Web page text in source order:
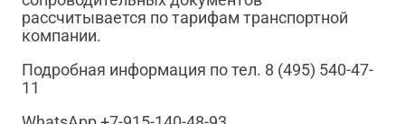
рассчитывается по тарифам транспортной
компании.
Подробная информация по тел. 8 (495) 540-47-
11